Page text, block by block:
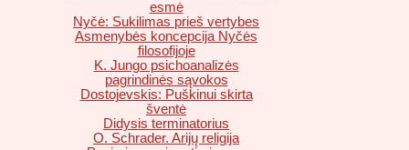
esmė
Nyčė: Sukilimas prieš vertybes
Asmenybės koncepcija Nyčės
filosofijoje
K. Jungo psichoanalizės
pagrindinės sąvokos
Dostojevskis: Puškinui skirta
šventė
Didysis terminatorius
O. Schrader. Arijų religija